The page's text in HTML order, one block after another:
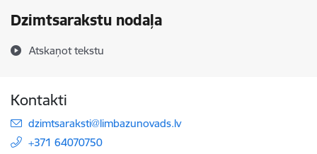
Dzimtsarakstu nodaļa
Atskaņot tekstu
Kontakti
E-pasts:
dzimtsaraksti@limbazunovads.lv
+371 64070750